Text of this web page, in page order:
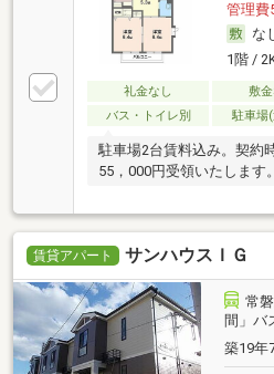
管理費
な
1階 /
礼金なし 敷
バス・トイレ別
駐車場
駐車場2台賃料込み。契約
55，000円受領いたします。
賃貸アパート サンハウスＩＧ
常
間」バ
築19年